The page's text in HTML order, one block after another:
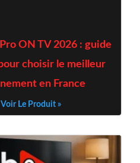
ON TV 2026 : guide
choisir le meilleur
en France
Voir Le Produit »